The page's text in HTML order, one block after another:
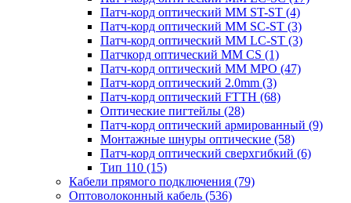
Патч-корд оптический MM ST-ST (4)
Патч-корд оптический MM SC-ST (3)
Патч-корд оптический MM LC-ST (3)
Патчкорд оптический MM CS (1)
Патч-корд оптический MM MPO (47)
Патч-корд оптический 2.0mm (3)
Патч-корд оптический FTTH (68)
Оптические пигтейлы (28)
Патч-корд оптический армированный (9)
Монтажные шнуры оптические (58)
Патч-корд оптический сверхгибкий (6)
Тип 110 (15)
Кабели прямого подключения (79)
Оптоволоконный кабель (536)